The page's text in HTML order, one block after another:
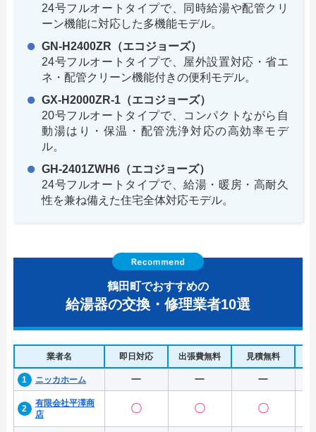
24号フルオートタイプで、同時給湯や配管クリ
ーン機能に対応した多機能モデル。
GN-H2400ZR（エコジョーズ）
24号フルオートタイプで、屋外設置対応・省エ
ネ・配管クリーン機能付きの便利モデル。
GX-H2000ZR-1（エコジョーズ）
20号フルオートタイプで、コンパクトながら自
動湯はり・保温・配管洗浄対応の高効率モデ
ル。
GH-2401ZWH6（エコジョーズ）
24号フルオートタイプで、給湯・暖房・高耐久
性を兼ね備えた住宅全体対応モデル。
鶴田町でおすすめの
給湯器の交換・修理業者10選
業者名 即日対応 出張費無料 見積無料
ニッカホーム ー ー ー
有限会社平澤商
店
〇 〇 〇